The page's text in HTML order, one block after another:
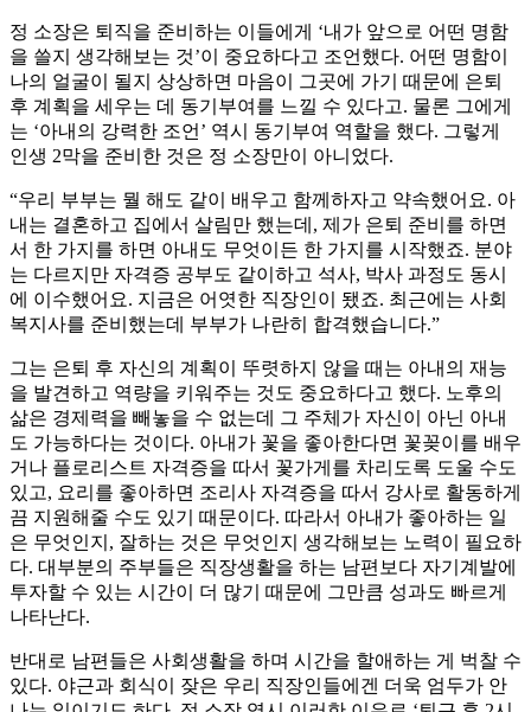
정 소장은 퇴직을 준비하는 이들에게 ‘내가 앞으로 어떤 명함
을 쓸지 생각해보는 것’이 중요하다고 조언했다. 어떤 명함이
나의 얼굴이 될지 상상하면 마음이 그곳에 가기 때문에 은퇴
후 계획을 세우는 데 동기부여를 느낄 수 있다고. 물론 그에게
는 ‘아내의 강력한 조언’ 역시 동기부여 역할을 했다. 그렇게
인생 2막을 준비한 것은 정 소장만이 아니었다.
“우리 부부는 뭘 해도 같이 배우고 함께하자고 약속했어요. 아
내는 결혼하고 집에서 살림만 했는데, 제가 은퇴 준비를 하면
서 한 가지를 하면 아내도 무엇이든 한 가지를 시작했죠. 분야
는 다르지만 자격증 공부도 같이하고 석사, 박사 과정도 동시
에 이수했어요. 지금은 어엿한 직장인이 됐죠. 최근에는 사회
복지사를 준비했는데 부부가 나란히 합격했습니다.”
그는 은퇴 후 자신의 계획이 뚜렷하지 않을 때는 아내의 재능
을 발견하고 역량을 키워주는 것도 중요하다고 했다. 노후의
삶은 경제력을 빼놓을 수 없는데 그 주체가 자신이 아닌 아내
도 가능하다는 것이다. 아내가 꽃을 좋아한다면 꽃꽂이를 배우
거나 플로리스트 자격증을 따서 꽃가게를 차리도록 도울 수도
있고, 요리를 좋아하면 조리사 자격증을 따서 강사로 활동하게
끔 지원해줄 수도 있기 때문이다. 따라서 아내가 좋아하는 일
은 무엇인지, 잘하는 것은 무엇인지 생각해보는 노력이 필요하
다. 대부분의 주부들은 직장생활을 하는 남편보다 자기계발에
투자할 수 있는 시간이 더 많기 때문에 그만큼 성과도 빠르게
나타난다.
반대로 남편들은 사회생활을 하며 시간을 할애하는 게 벅찰 수
있다. 야근과 회식이 잦은 우리 직장인들에겐 더욱 엄두가 안